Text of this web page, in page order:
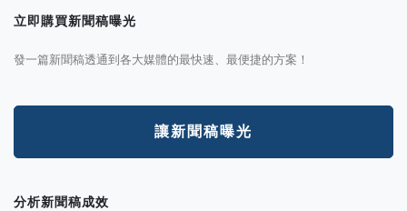
立即購買新聞稿曝光
發一篇新聞稿透通到各大媒體的最快速、最便捷的方案！
讓新聞稿曝光
分析新聞稿成效